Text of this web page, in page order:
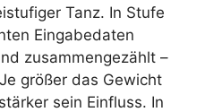
Tanz. In Stufe
Eingabedaten
zusammengezählt –
größer das Gewicht
sein Einfluss. In